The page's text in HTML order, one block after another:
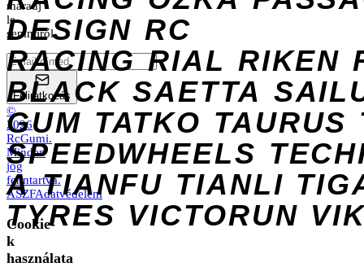
DESIGN RC
RACING RIAL RIKEN
BLACK SAETTA
GUM TATKO TAURUS
SPEEDWHEELS
A TIANFU TIANLI
TYRES VICTORUN
maradj
le
semmiről.
Feliratkozás
©
2026
RcGumi.
Minden
jog
fenntartva.
ÁSZFAdatvédelem
Cookie-
k
használata